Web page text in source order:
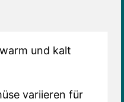
und kalt
variieren für